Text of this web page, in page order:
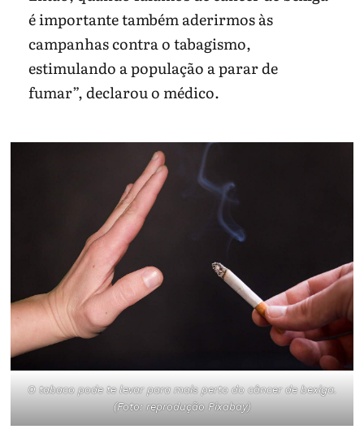
é importante também aderirmos às
campanhas contra o tabagismo,
estimulando a população a parar de
fumar”, declarou o médico.
O tabaco pode te levar para mais perto do câncer de bexiga.
(Foto: reprodução Pixabay)